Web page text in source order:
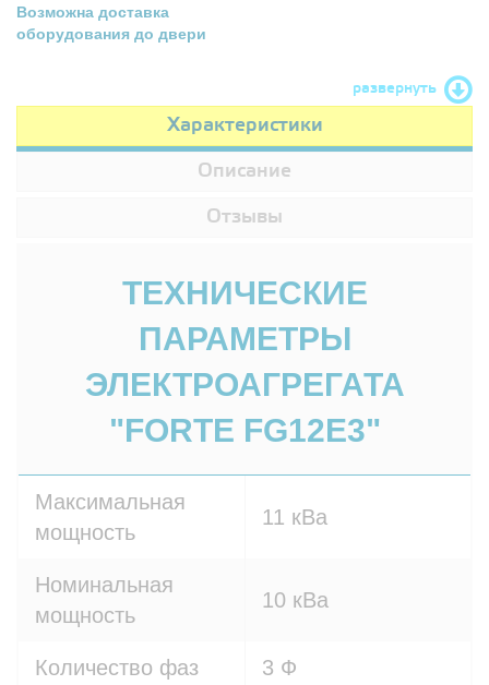
Возможна доставка
оборудования до двери
развернуть
Характеристики
Описание
Отзывы
ТЕХНИЧЕСКИЕ
ПАРАМЕТРЫ
ЭЛЕКТРОАГРЕГАТА
"FORTE FG12E3"
Максимальная
мощность
11 кВа
Номинальная
мощность
10 кВа
Количество фаз 3 Ф